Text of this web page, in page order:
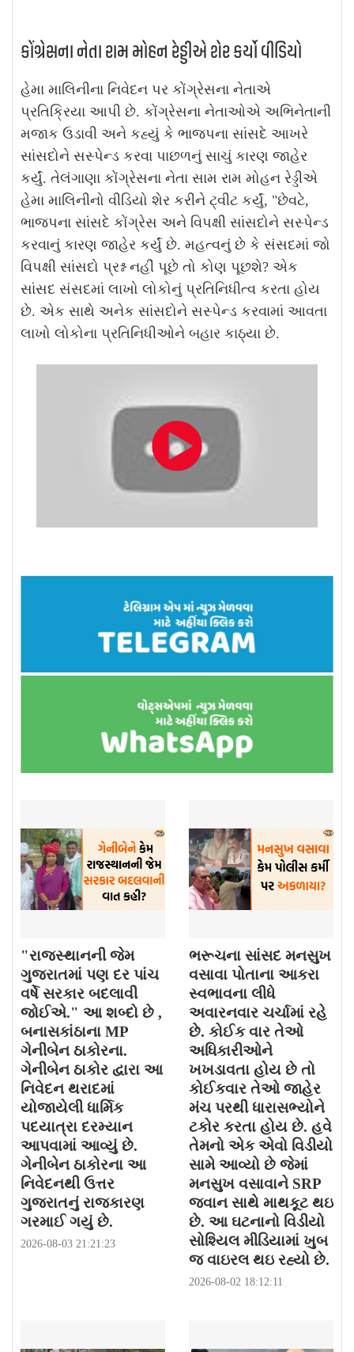
કોંગ્રેસના નેતા રામ મોહન રેડ્ડીએ શેર કર્યો વીડિયો
હેમા માલિનીના નિવેદન પર કોંગ્રેસના નેતાએ
પ્રતિક્રિયા આપી છે. કોંગ્રેસના નેતાઓએ અભિનેતાની
મજાક ઉડાવી અને કહ્યું કે ભાજપના સાંસદે આખરે
સાંસદોને સસ્પેન્ડ કરવા પાછળનું સાચું કારણ જાહેર
કર્યું. તેલંગાણા કોંગ્રેસના નેતા સામ રામ મોહન રેડ્ડીએ
હેમા માલિનીનો વીડિયો શેર કરીને ટ્વીટ કર્યું, "છેવટે,
ભાજપના સાંસદે કોંગ્રેસ અને વિપક્ષી સાંસદોને સસ્પેન્ડ
કરવાનું કારણ જાહેર કર્યું છે. મહત્વનું છે કે સંસદમાં જો
વિપક્ષી સાંસદો પ્રશ્ન નહીં પૂછે તો કોણ પૂછશે? એક
સાંસદ સંસદમાં લાખો લોકોનું પ્રતિનિધીત્વ કરતા હોય
છે. એક સાથે અનેક સાંસદોને સસ્પેન્ડ કરવામાં આવતા
લાખો લોકોના પ્રતિનિધીઓને બહાર કાઠ્યા છે.
"રાજસ્થાનની જેમ
ગુજરાતમાં પણ દર પાંચ
વર્ષે સરકાર બદલાવી
જોઈએ." આ શબ્દો છે ,
બનાસકાંઠાના MP
ગેનીબેન ઠાકોરના.
ગેનીબેન ઠાકોર દ્વારા આ
નિવેદન થરાદમાં
યોજાયેલી ધાર્મિક
પદયાત્રા દરમ્યાન
આપવામાં આવ્યું છે.
ગેનીબેન ઠાકોરના આ
નિવેદનથી ઉત્તર
ગુજરાતનું રાજકારણ
ગરમાઈ ગયું છે.
2026-08-03 21:21:23
ભરૂચના સાંસદ મનસુખ
વસાવા પોતાના આકરા
સ્વભાવના લીધે
અવારનવાર ચર્ચામાં રહે
છે. કોઈક વાર તેઓ
અધિકારીઓને
ખખડાવતા હોય છે તો
કોઈકવાર તેઓ જાહેર
મંચ પરથી ધારાસભ્યોને
ટકોર કરતા હોય છે. હવે
તેમનો એક એવો વિડીયો
સામે આવ્યો છે જેમાં
મનસુખ વસાવાને SRP
જવાન સાથે માથકૂટ થઇ
છે. આ ઘટનાનો વિડીયો
સોશ્યિલ મીડિયામાં ખુબ
જ વાઇરલ થઇ રહ્યો છે.
2026-08-02 18:12:11